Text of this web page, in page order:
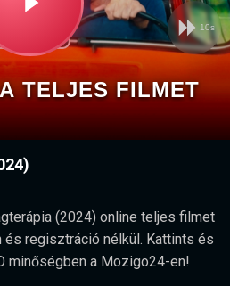
loading.
Play
Video
10s
TELJES FILMET
(2024) online teljes filmet
és regisztráció nélkül. Kattints és
minőségben a Mozigo24-en!